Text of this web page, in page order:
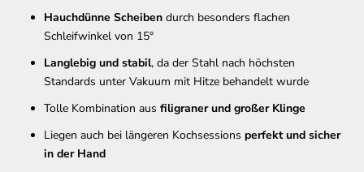
Hauchdünne Scheiben durch besonders flachen
Schleifwinkel von 15°
Langlebig und stabil, da der Stahl nach höchsten
Standards unter Vakuum mit Hitze behandelt wurde
Tolle Kombination aus filigraner und großer Klinge
Liegen auch bei längeren Kochsessions perfekt und sicher
in der Hand